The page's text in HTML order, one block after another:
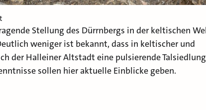
Stellung des Dürrnbergs in der keltischen
weniger ist bekannt, dass in keltischer und
der Halleiner Altstadt eine pulsierende Talsiedlung
sollen hier aktuelle Einblicke geben.